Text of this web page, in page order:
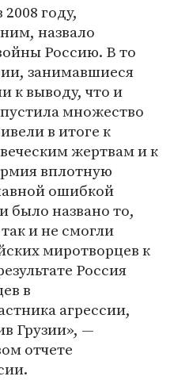
году,
назвало
Россию. В то
занимавшиеся
к выводу, что и
множество
в итоге к
жертвам и к
вплотную
ошибкой
было названо то,
и не смогли
миротворцев к
Россия
в
агрессии,
Грузии», —
отчете